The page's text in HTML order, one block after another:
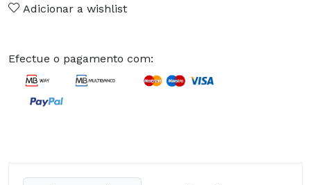
Adicionar a wishlist
Efectue o pagamento com: